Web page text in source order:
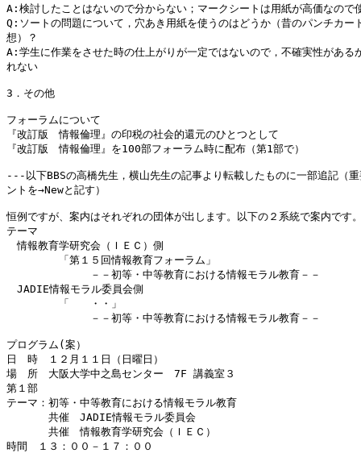
A:検討したことはないので分からない；マークシートは用紙が高価なので
Q:ソートの問題について，穴あき用紙を使うのはどうか（昔のパンチカー
想）？
A:学生に作業をさせた時の仕上がりが一定ではないので，不確実性がある
れない
3．その他
フォーラムについて
『改訂版　情報倫理』の印税の社会的還元のひとつとして
『改訂版　情報倫理』を100部フォーラム時に配布（第1部で）
---以下BBSの高橋先生，横山先生の記事より転載したものに一部追記（
ントを→Newと記す）
恒例ですが、案内はそれぞれの団体が出します。以下の２系統で案内です
テーマ
情報教育学研究会（ＩＥＣ）側
「第１５回情報教育フォーラム」
－－初等・中等教育における情報モラル教育－－
JADIE情報モラル委員会側
「　　・・」
－－初等・中等教育における情報モラル教育－－
プログラム(案）
日　時　１２月１１日（日曜日）
場　所　大阪大学中之島センター　7F 講義室３
第１部
テーマ：初等・中等教育における情報モラル教育
共催　JADIE情報モラル委員会
共催　情報教育学研究会（ＩＥＣ）
時間　１３：００－１７：００